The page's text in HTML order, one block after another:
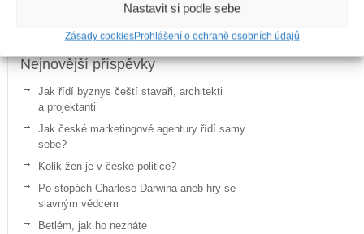
Nastavit si podle sebe
Zásady cookiesProhlášení o ochraně osobních údajů
Nejnovější příspěvky
Jak řídí byznys čeští stavaři, architekti
a projektanti
Jak české marketingové agentury řídí samy
sebe?
Kolik žen je v české politice?
Po stopách Charlese Darwina aneb hry se
slavným vědcem
Betlém, jak ho neznáte